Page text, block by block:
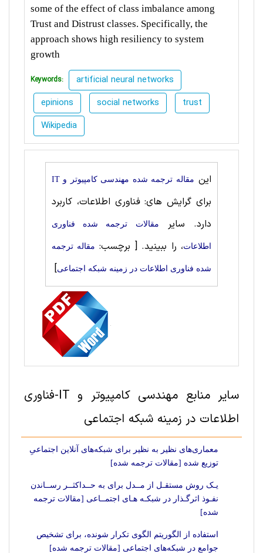
some of the effect of class imbalance among
Trust and Distrust classes. Specifically, the
approach shows high resiliency to system
growth
Keywords:
artificial neural networks
epinions
social networks
trust
Wikipedia
این مقاله ترجمه شده مهندسی کامپیوتر و IT
برای گرایش های: فناوری اطلاعات، کاربرد
دارد. سایر
مقالات ترجمه شده فناوری
اطلاعات، را ببینید.[ برچسب: مقاله ترجمه
شده فناوری اطلاعات در زمینه شبکه اجتماعی]
سایر منابع مهندسی کامپیوتر و IT-فناوری
اطلاعات در زمینه شبکه اجتماعی
معماری‌های نظیر به نظیر برای شبکه‌های آنلاین اجتماعیِ
توزیع شده [مقالات ترجمه شده]
یـک روش مستقـل از مــدل برای به حــداکثــر رســاندن
نفـوذ اثرگـذار در شبکـه هـای اجتمــاعی [مقالات ترجمه
شده]
استفاده از الگوریتم الگوی تکرار شونده، برای تشخیص
جوامع در شبکه‌های اجتماعی [مقالات ترجمه شده]